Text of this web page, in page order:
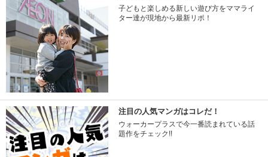
子どもと楽しめる新しい遊び方をママライ
ター達が現地から最新リポ！
注目の人気マンガはコレだ！
ウォーカープラスで今一番読まれている話
題作をチェック!!